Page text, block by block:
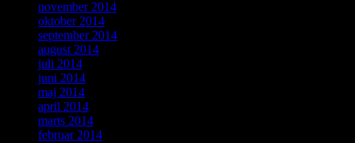
november 2014
oktober 2014
september 2014
august 2014
juli 2014
juni 2014
maj 2014
april 2014
marts 2014
februar 2014